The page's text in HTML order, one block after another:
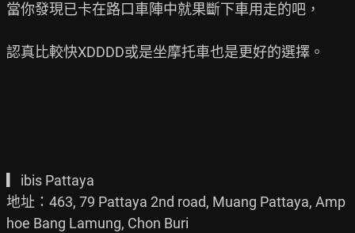
當你發現已卡在路口車陣中就果斷下車用走的吧，
認真比較快XDDDD或是坐摩托車也是更好的選擇。
▎ibis Pattaya
地址：463, 79 Pattaya 2nd road, Muang Pattaya, Amp
hoe Bang Lamung, Chon Buri